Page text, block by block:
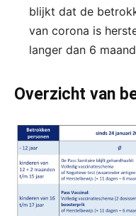
blijkt dat de
van corona is
langer dan 6
Overzicht van